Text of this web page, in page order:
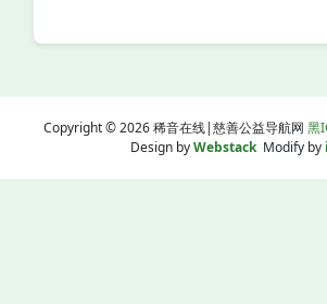
Copyright © 2026 稀音在线|慈善公益导航网 黑
Design byWebstackModify by